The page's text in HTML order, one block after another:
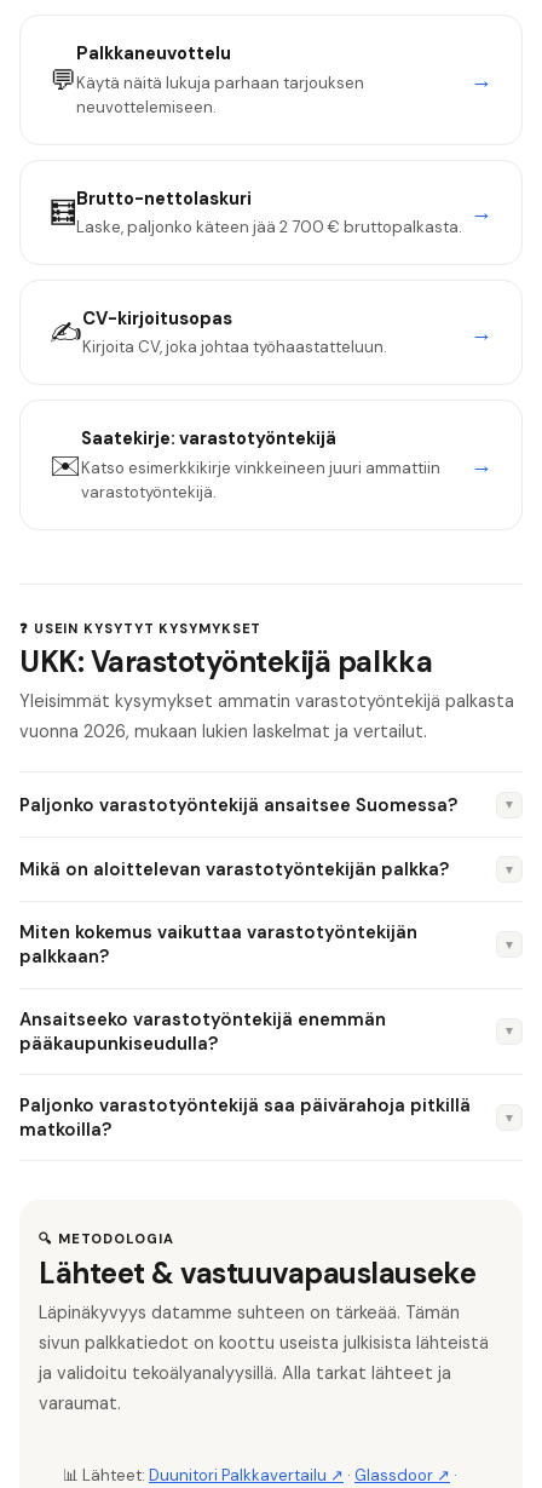
💬
Palkkaneuvottelu
Käytä näitä lukuja parhaan tarjouksen
neuvottelemiseen.
→
🧮Brutto-nettolaskuri
Laske, paljonko käteen jää 2 700 € bruttopalkasta.
→
✍️CV-kirjoitusopas
Kirjoita CV, joka johtaa työhaastatteluun.
→
✉️
Saatekirje: varastotyöntekijä
Katso esimerkkikirje vinkkeineen juuri ammattiin
varastotyöntekijä.
→
❓ USEIN KYSYTYT KYSYMYKSET
UKK: Varastotyöntekijä palkka
Yleisimmät kysymykset ammatin varastotyöntekijä palkasta
vuonna 2026, mukaan lukien laskelmat ja vertailut.
Paljonko varastotyöntekijä ansaitsee Suomessa? ▼
3 400 €/kk bruttona riippuen kokemuksesta,
varastotyöntekijä ansaitsee noin 2 100–2 500 €/kk, kun taas
kokenut ammattilainen voi yltää 2 900–3 400 €/kk tasolle.
Mikä on aloittelevan varastotyöntekijän palkka? ▼
tyypillisesti 2 100–2 500 €/kk bruttona kuukaudessa.
Miten kokemus vaikuttaa varastotyöntekijän
palkkaan?
▼
varastotyöntekijä ansaitsee noin 2 100–2 500 €/kk,
johtamisvastuu voivat nostaa palkkaa entisestään.
Ansaitseeko varastotyöntekijä enemmän
pääkaupunkiseudulla?
▼
varastotyöntekijä ansaitsee tyypillisesti 10–15 % enemmän
Paljonko varastotyöntekijä saa päivärahoja pitkillä
matkoilla?
▼
päivärahat voivat tuoda 500–1 200 €/kk verovapaasti.
Ulkomaan päivärahat ovat maakohtaisesti korkeammat.
🔍 METODOLOGIA
Lähteet & vastuuvapauslauseke
Läpinäkyvyys datamme suhteen on tärkeää. Tämän
sivun palkkatiedot on koottu useista julkisista lähteistä
ja validoitu tekoälyanalyysillä. Alla tarkat lähteet ja
varaumat.
📊 Lähteet: Duunitori Palkkavertailu ↗ · Glassdoor ↗ ·